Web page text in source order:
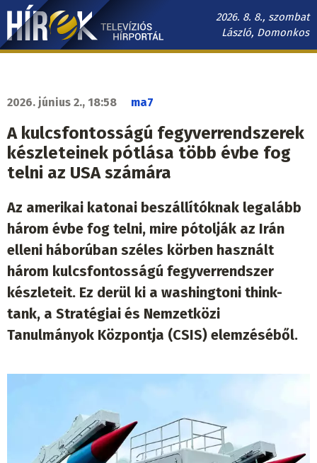
Ugrás
tartalomra
2026. 8. 8., szombat
László, Domonkos
Hírek.sk
navigáció
2026. június 2., 18:58 ma7
A kulcsfontosságú fegyverrendszerek
készleteinek pótlása több évbe fog
telni az USA számára
Az amerikai katonai beszállítóknak legalább
három évbe fog telni, mire pótolják az Irán
elleni háborúban széles körben használt
három kulcsfontosságú fegyverrendszer
készleteit. Ez derül ki a washingtoni think-
tank, a Stratégiai és Nemzetközi
Tanulmányok Központja (CSIS) elemzéséből.